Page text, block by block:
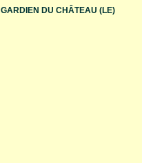
GARDIEN DU CHÂTEAU (LE)